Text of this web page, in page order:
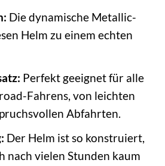
Die dynamische Metallic-
Helm zu einem echten
Perfekt geeignet für alle
Fahrens, von leichten
Abfahrten.
Der Helm ist so konstruiert,
nach vielen Stunden kaum